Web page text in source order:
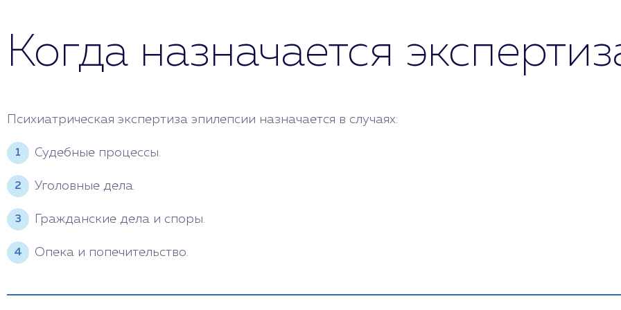
Когда назначается
Психиатрическая экспертиза эпилепсии назначается в случаях:
Судебные процессы.
Уголовные дела.
Гражданские дела и споры.
Опека и попечительство.